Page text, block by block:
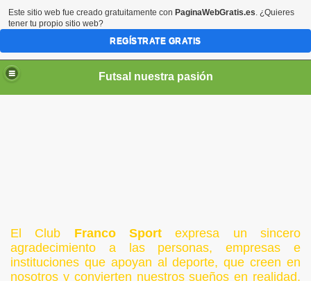
Futsal nuestra pasión
El Club Franco Sport expresa un sincero
agradecimiento a las personas, empresas e
instituciones que apoyan al deporte, que creen en
nosotros y convierten nuestros sueños en realidad,
Este sitio web fue creado gratuitamente con PaginaWebGratis.es. ¿Quieres
tener tu propio sitio web?
REGÍSTRATE GRATIS